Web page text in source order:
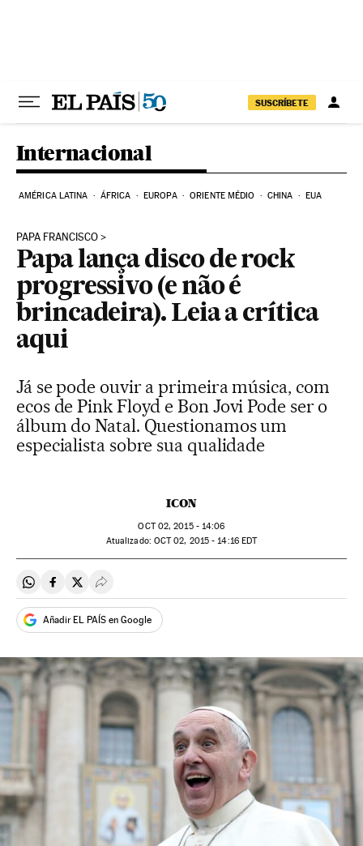
SUSCRÍBETE
Internacional
AMÉRICA LATINA ÁFRICA EUROPA ORIENTE MÉDIO CHINA EUA
PAPA FRANCISCO
Papa lança disco de rock
progressivo (e não é
brincadeira). Leia a crítica
aqui
Já se pode ouvir a primeira música, com
ecos de Pink Floyd e Bon Jovi Pode ser o
álbum do Natal. Questionamos um
especialista sobre sua qualidade
ICON
OCT02, 2015 - 14:06
atualizado: OCT02, 2015 - 14:16EDT
Compartir en Whatsapp
Compartir en Facebook
Compartir en Twitter
Desplegar Redes Sociales
Añadir EL PAÍS en Google